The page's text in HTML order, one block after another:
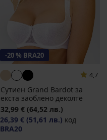
-20 % BRA20
4,7
Сутиен Grand Bardot за
екста заоблено деколте
32,99 € (64,52 лв.)
26,39 € (51,61 лв.) код
BRA20